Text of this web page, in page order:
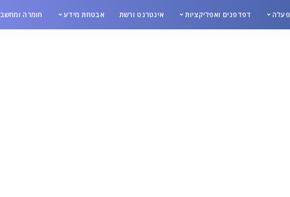
דפדפנים ואפליקציות אינטרנט ורשת אבטחת מידע חומרה ומחשב